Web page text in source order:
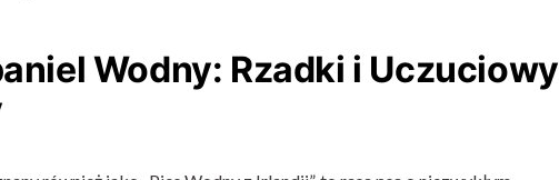
Wodny: Rzadki i Uczuciowy